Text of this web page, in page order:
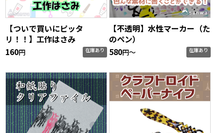
【ついで買いにピッタ
リ！！】工作はさみ
160円 在庫あり
【不透明】水性マーカー（た
のペン）
580円〜 在庫あり